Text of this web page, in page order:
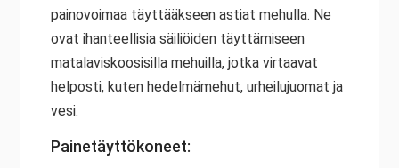
painovoimaa täyttääkseen astiat mehulla. Ne
ovat ihanteellisia säiliöiden täyttämiseen
matalaviskoosisilla mehuilla, jotka virtaavat
helposti, kuten hedelmämehut, urheilujuomat ja
vesi.
Painetäyttökoneet: